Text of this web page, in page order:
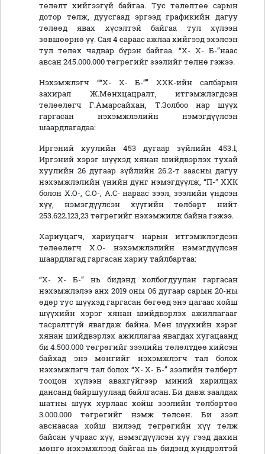
төлөлт хийгээгүй байгаа. Тус төлөлтөө сарын
дотор төлж, дуусгаад эргээд графикийн дагуу
төлөөд явах хүсэлтэй байгаа тул хүлээн
зөвшөөрнө үү. Сая 4 сараас ажлаа хийгээд эхэлсэн
тул төлөх чадвар бүрэн байгаа. “Х- Х- Б-”наас
авсан 245.000.000 төгрөгийг зээлийг төлнө гэжээ.
Нэхэмжлэгч ““Х- Х- Б-”” ХХК-ийн салбарын
захирал Ж.Мөнхцацралт, итгэмжлэгдсэн
төлөөлөгч Г.Амарсайхан, Т.Золбоо нар шүүх
гаргасан нэхэмжлэлийн нэмэгдүүлсэн
шаардлагадаа:
Иргэний хуулийн 453 дугаар зүйлийн 453.1,
Иргэний хэрэг шүүхэд хянан шийдвэрлэх тухай
хуулийн 26 дугаар зүйлийн 26.2-т заасны дагуу
нэхэмжлэлийн үнийн дүнг нэмэгдүүлж, “П-” ХХК
болон Х.О-, С.О-, А.С- нараас зээл, зээлийн үндсэн
хүү, нэмэгдүүлсэн хүүгийн төлбөрт нийт
253.622.123,23 төгрөгийг нэхэмжилж байна гэжээ.
Хариуцагч, хариуцагч нарын итгэмжлэгдсэн
төлөөлөгч Х.О- нэхэмжлэлийн нэмэгдүүлсэн
шаардлагад гаргасан хариу тайлбартаа:
“Х- Х- Б-” нь бидэнд холбогдуулан гаргасан
нэхэмжлэлээ анх 2019 оны 06 дугаар сарын 20-ны
өдөр тус шүүхэд гаргасан бөгөөд энэ цагаас хойш
шүүхийн хэрэг хянан шийдвэрлэх ажиллагааг
тасралтгүй явагдаж байна. Мөн шүүхийн хэрэг
хянан шийдвэрлэх ажиллагаа явагдах хугацаанд
би 4.500.000 төгрөгийг зээлийн төлөлтдөө хийсэн
байхад энэ мөнгийг нэхэмжлэгч тал болох
нэхэмжлэгч тал болох “Х- Х- Б-” зээлийн төлбөрт
тооцон хүлээн авахгүйгээр миний харилцах
дансанд байршуулаад байлгасан. Би давж заалдах
шатны шүүх хурлаас хойш зээлийн төлбөртөө
3.000.000 төгрөгийг нэмж төлсөн. Би зээл
авснаасаа хойш нилээд төгрөгийн хүү төлж
байсан учраас хүү, нэмэгдүүлсэн хүү гээд дахин
мөнгө нэхэмжлээд байгаа нь бидэнд хүндрэлтэй